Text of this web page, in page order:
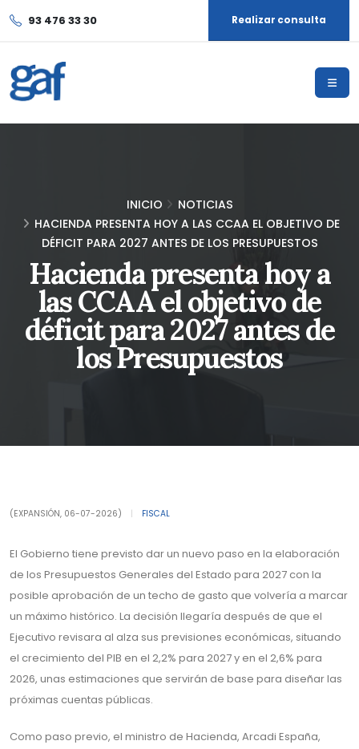
93 476 33 30 Realizar consulta
INICIO
NOTICIAS
HACIENDA PRESENTA HOY A LAS CCAA EL OBJETIVO DE
DÉFICIT PARA 2027 ANTES DE LOS PRESUPUESTOS
Hacienda presenta hoy a
las CCAA el objetivo de
déficit para 2027 antes de
los Presupuestos
(EXPANSIÓN, 06-07-2026) FISCAL
El Gobierno tiene previsto dar un nuevo paso en la elaboración
de los Presupuestos Generales del Estado para 2027 con la
posible aprobación de un techo de gasto que volvería a marcar
un máximo histórico. La decisión llegaría después de que el
Ejecutivo revisara al alza sus previsiones económicas, situando
el crecimiento del PIB en el 2,2% para 2027 y en el 2,6% para
2026, unas estimaciones que servirán de base para diseñar las
próximas cuentas públicas.
Como paso previo, el ministro de Hacienda, Arcadi España,